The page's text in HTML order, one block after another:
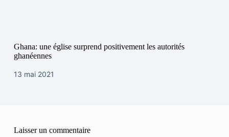
Ghana: une église surprend positivement les autorités
ghanéennes
13 mai 2021
Laisser un commentaire